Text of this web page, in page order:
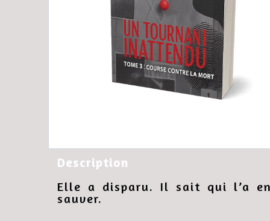
Description
Elle a disparu. Il sait qui l’a
sauver.